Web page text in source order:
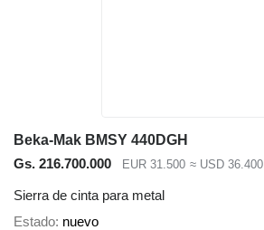
Beka-Mak BMSY 440DGH
Gs. 216.700.000
EUR 31.500 ≈ USD 36.400
Sierra de cinta para metal
Estado nuevo